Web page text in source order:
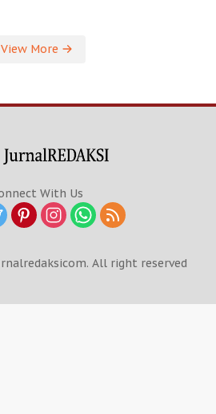
View More
With Us
All right reserved